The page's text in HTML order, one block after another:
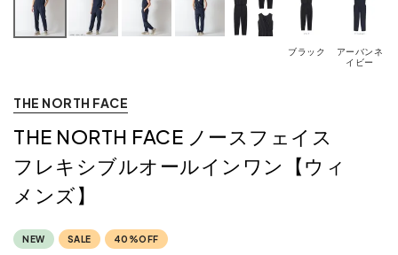
ブラック
アーバンネ
イビー
THE NORTH FACE
THE NORTH FACE ノースフェイス
フレキシブルオールインワン【ウィ
メンズ】
NEW SALE 40%OFF